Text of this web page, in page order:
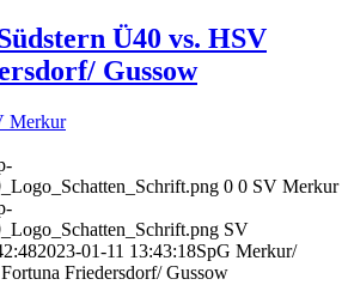
Ü40 vs. HSV
Gussow
Merkur
0 0 SV Merkur
SV
2023-01-11 13:43:18SpG Merkur/
Friedersdorf/ Gussow